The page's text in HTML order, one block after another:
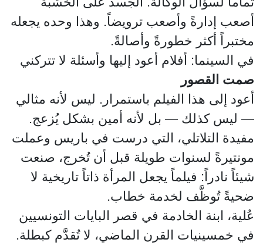
أصعب إدارةً وأصعب ترويضاً. وهذا وحده يجعله
مختبراً أكثر خطورةً وأصالةً.
في السينما: أفلام أعود إليها وأسئلة لا تتركني
صمت القصور
أعود إلى هذا الفيلم باستمرار. ليس لأنه مثالي
— ليس كذلك — بل لأنه أمين بشكل يُزعج.
مفيدة التلاتلي، التي درست في باريس وعملت
مونتيرةً لسنوات طويلة قبل أن تُخرج، صنعت
شيئاً نادراً: فيلماً يجعل المرأة ذاتاً تاريخية لا
ضحيةً تُوظَّف لخدمة خطاب.
عُلية، ابنة الخادمة في قصر البايات التونسيين
في خمسينيات القرن الماضي، لا تُقدَّم كبطلة.